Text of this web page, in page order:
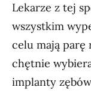
Lekarze z tej
wszystkim
celu mają
chętnie
implanty